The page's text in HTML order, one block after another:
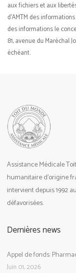
aux fichiers et aux
d’AMTM des
des informations le
81, avenue du Maréchal
échéant.
Assistance Médicale
humanitaire d’origine
intervient depuis 1992
défavorisées.
Dernières news
Appel de fonds:
Juin 01, 2026